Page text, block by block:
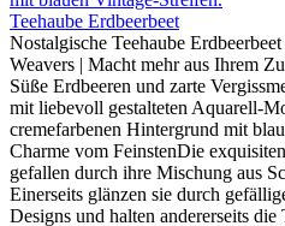
Teehaube Erdbeerbeet
Nostalgische Teehaube
Weavers | Macht mehr aus Ihrem
Süße Erdbeeren und zarte
mit liebevoll gestalteten Aquarell-
cremefarbenen Hintergrund mit
Charme vom FeinstenDie
gefallen durch ihre Mischung aus
Einerseits glänzen sie durch
Designs und halten andererseits